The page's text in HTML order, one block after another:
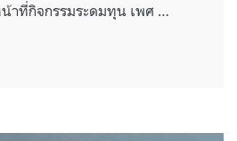
าที่กิจกรรมระดมทุน เพศ …
ะเสถียร เปิดรับสมัครเจ้าหน้าที่ระดมทุน